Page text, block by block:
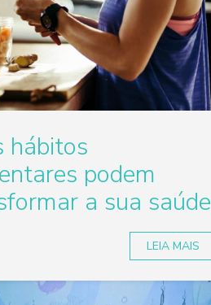
hábitos
podem
a sua saúde
LEIA MAIS